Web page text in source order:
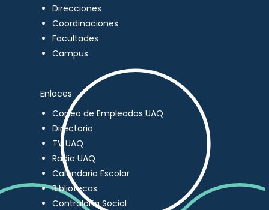
Direcciones
Coordinaciones
Facultades
Campus
Enlaces
Correo de Empleados UAQ
Directorio
TV UAQ
Radio UAQ
Calendario Escolar
Bibliotecas
Contraloría Social